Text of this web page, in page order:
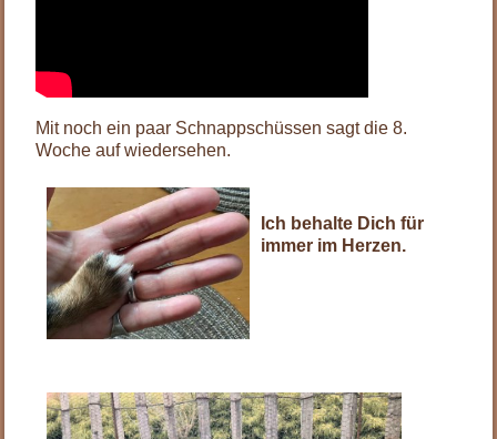
Mit noch ein paar Schnappschüssen sagt die 8.
Woche auf wiedersehen.
Ich behalte Dich für
immer im Herzen.